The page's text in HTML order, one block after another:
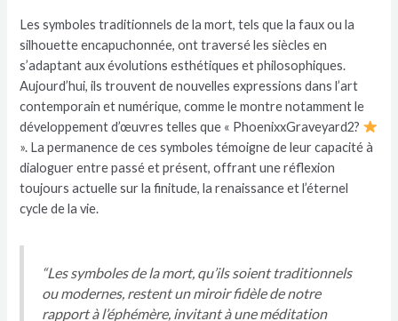
Les symboles traditionnels de la mort, tels que la faux ou la
silhouette encapuchonnée, ont traversé les siècles en
s’adaptant aux évolutions esthétiques et philosophiques.
Aujourd’hui, ils trouvent de nouvelles expressions dans l’art
contemporain et numérique, comme le montre notamment le
développement d’œuvres telles que « PhoenixxGraveyard2?
». La permanence de ces symboles témoigne de leur capacité à
dialoguer entre passé et présent, offrant une réflexion
toujours actuelle sur la finitude, la renaissance et l’éternel
cycle de la vie.
“Les symboles de la mort, qu’ils soient traditionnels
ou modernes, restent un miroir fidèle de notre
rapport à l’éphémère, invitant à une méditation